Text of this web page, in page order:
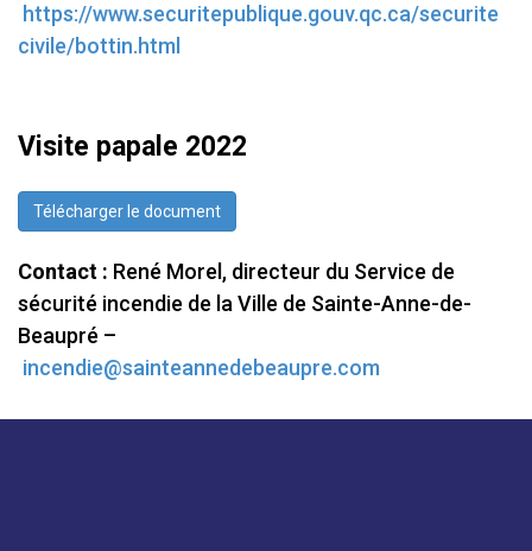
https://www.securitepublique.gouv.qc.ca/securite
civile/bottin.html
Visite papale 2022
Télécharger le document
Contact : René Morel, directeur du Service de
sécurité incendie de la Ville de Sainte-Anne-de-
Beaupré –
incendie@sainteannedebeaupre.com